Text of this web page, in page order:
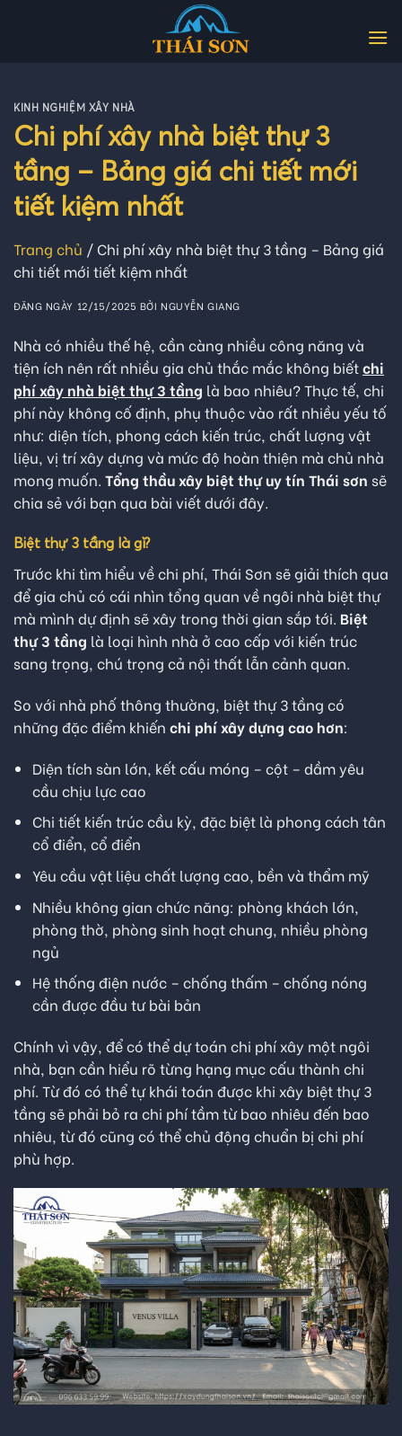
KINH NGHIỆM XÂY NHÀ
Chi phí xây nhà biệt thự 3
tầng – Bảng giá chi tiết mới
tiết kiệm nhất
Trang chủ / Chi phí xây nhà biệt thự 3 tầng – Bảng giá
chi tiết mới tiết kiệm nhất
ĐĂNG NGÀY 12/15/2025 BỞINGUYỄN GIANG
Nhà có nhiều thế hệ, cần càng nhiều công năng và
tiện ích nên rất nhiều gia chủ thắc mắc không biếtchi
phí xây nhà biệt thự 3 tầng là bao nhiêu? Thực tế, chi
phí này không cố định, phụ thuộc vào rất nhiều yếu tố
như: diện tích, phong cách kiến trúc, chất lượng vật
liệu, vị trí xây dựng và mức độ hoàn thiện mà chủ nhà
mong muốn. Tổng thầu xây biệt thự uy tín Thái sơn sẽ
chia sẻ với bạn qua bài viết dưới đây.
Biệt thự 3 tầng là gì?
Trước khi tìm hiểu về chi phí, Thái Sơn sẽ giải thích qua
để gia chủ có cái nhìn tổng quan về ngôi nhà biệt thự
mà mình dự định sẽ xây trong thời gian sắp tới. Biệt
thự 3 tầng là loại hình nhà ở cao cấp với kiến trúc
sang trọng, chú trọng cả nội thất lẫn cảnh quan.
So với nhà phố thông thường, biệt thự 3 tầng có
những đặc điểm khiến chi phí xây dựng cao hơn:
Diện tích sàn lớn, kết cấu móng – cột – dầm yêu
cầu chịu lực cao
Chi tiết kiến trúc cầu kỳ, đặc biệt là phong cách tân
cổ điển, cổ điển
Yêu cầu vật liệu chất lượng cao, bền và thẩm mỹ
Nhiều không gian chức năng: phòng khách lớn,
phòng thờ, phòng sinh hoạt chung, nhiều phòng
ngủ
Hệ thống điện nước – chống thấm – chống nóng
cần được đầu tư bài bản
Chính vì vậy, để có thể dự toán chi phí xây một ngôi
nhà, bạn cần hiểu rõ từng hạng mục cấu thành chi
phí. Từ đó có thể tự khái toán được khi xây biệt thự 3
tầng sẽ phải bỏ ra chi phí tầm từ bao nhiêu đến bao
nhiêu, từ đó cũng có thể chủ động chuẩn bị chi phí
phù hợp.